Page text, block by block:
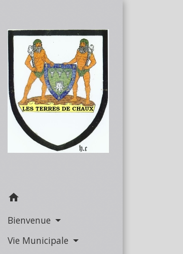
home
Bienvenue
Vie Municipale